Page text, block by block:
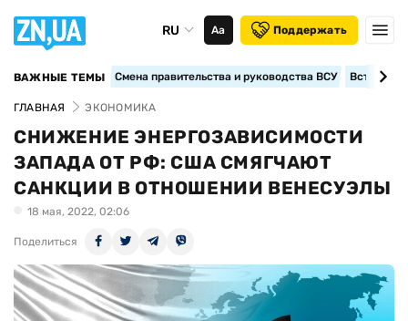
RU Аа Поддержать
ВАЖНЫЕ ТЕМЫ Смена правительства и руководства ВСУ
ГЛАВНАЯ ЭКОНОМИКА
СНИЖЕНИЕ ЭНЕРГОЗАВИСИМОСТИ
ЗАПАДА ОТ РФ: США СМЯГЧАЮТ
САНКЦИИ В ОТНОШЕНИИ ВЕНЕСУЭЛЫ
18 мая, 2022, 02:06
Поделиться